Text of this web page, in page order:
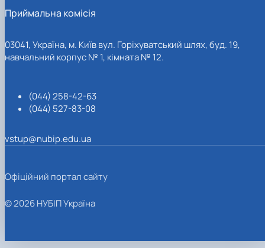
Приймальна комісія
03041, Україна, м. Київ вул. Горіхуватський шлях, буд. 19,
навчальний корпус № 1, кімната № 12.
(044) 258-42-63
(044) 527-83-08
vstup@nubip.edu.ua
Офіційний портал сайту
© 2026 НУБІП Україна